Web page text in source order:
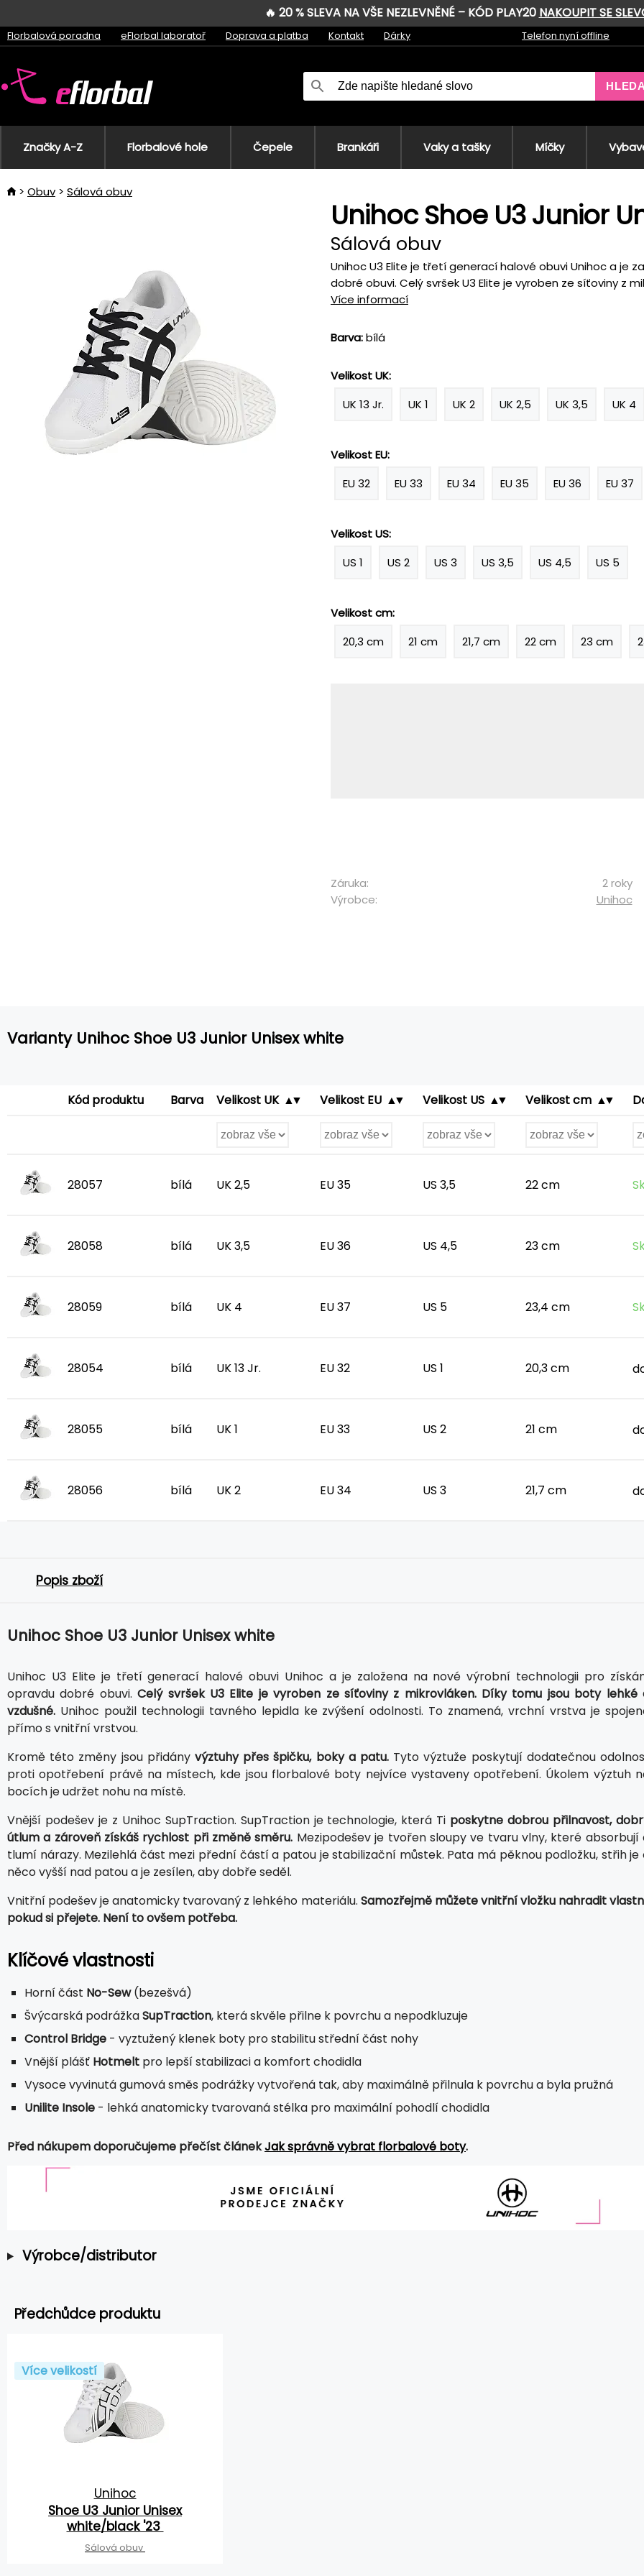
🔥 20 % SLEVA NA VŠE NEZLEVNĚNÉ – KÓD PLAY20 NAKOUPIT SE
Florbalová poradna eFlorbal laboratoř Doprava a platba Kontakt Dárky Telefon nyní offline
Značky A-Z Florbalové hole Čepele Brankáři Vaky a tašky Míčky
Obuv Sálová obuv
Unihoc Shoe U3 Junior
Sálová obuv
Unihoc U3 Elite je třetí generací halové obuvi Unihoc a je
dobré obuvi. Celý svršek U3 Elite je vyroben ze síťoviny z
Více informací
Barva:bílá
Velikost UK:
UK 13 Jr.
UK 1 UK 2 UK 2,5 UK 3,5 UK 4
Velikost EU:
EU 32
EU 33 EU 34 EU 35 EU 36 EU 37
Velikost US:
US 1
US 2 US 3 US 3,5 US 4,5 US 5
Velikost cm:
20,3 cm
21 cm 21,7 cm 22 cm 23 cm
Záruka:
2 roky
Výrobce:
Unihoc
Varianty Unihoc Shoe U3 Junior Unisex white
Kód produktu Barva Velikost UK Velikost EU Velikost US Velikost cm
28057 bílá UK 2,5 EU 35 US 3,5 22 cm
28058 bílá UK 3,5 EU 36 US 4,5 23 cm
28059 bílá UK 4 EU 37 US 5 23,4 cm
28054 bílá UK 13 Jr. EU 32 US 1 20,3 cm
28055 bílá UK 1 EU 33 US 2 21 cm
28056 bílá UK 2 EU 34 US 3 21,7 cm
Popis zboží
Unihoc Shoe U3 Junior Unisex white
Unihoc U3 Elite je třetí generací halové obuvi Unihoc a je založena na nové výrobní technologii pro
opravdu dobré obuvi.Celý svršek U3 Elite je vyroben ze síťoviny z mikrovláken. Díky tomu jsou boty lehké
vzdušné. Unihoc použil technologii tavného lepidla ke zvýšení odolnosti. To znamená, vrchní vrstva je
přímo s vnitřní vrstvou.
Kromě této změny jsou přidány výztuhy přes špičku, boky a patu. Tyto výztuže poskytují dodatečnou
proti opotřebení právě na místech, kde jsou florbalové boty nejvíce vystaveny opotřebení. Úkolem výztuh
bocích je udržet nohu na místě.
Vnější podešev je z Unihoc SupTraction. SupTraction je technologie, která Ti poskytne dobrou přilnavost,
útlum a zároveň získáš rychlost při změně směru. Mezipodešev je tvořen sloupy ve tvaru vlny, které absorbují
tlumí nárazy. Mezilehlá část mezi přední částí a patou je stabilizační můstek. Pata má pěknou podložku, střih je
něco vyšší nad patou a je zesílen, aby dobře seděl.
Vnitřní podešev je anatomicky tvarovaný z lehkého materiálu. Samozřejmě můžete vnitřní vložku nahradit
pokud si přejete. Není to ovšem potřeba.
Klíčové vlastnosti
Horní část No-Sew(bezešvá)
Švýcarská podrážkaSupTraction, která skvěle přilne k povrchu a nepodkluzuje
Control Bridge - vyztužený klenek boty pro stabilitu střední část nohy
Vnější plášť Hotmelt pro lepší stabilizaci a komfort chodidla
Vysoce vyvinutá gumová směs podrážky vytvořená tak, aby maximálně přilnula k povrchu a byla pružná
Unilite Insole - lehká anatomicky tvarovaná stélka pro maximální pohodlí chodidla
Před nákupem doporučujeme přečíst článekJak správně vybrat florbalové boty.
Výrobce/distributor
Předchůdce produktu
Více velikostí
Unihoc
Shoe U3 Junior Unisex
white/black '23
Sálová obuv